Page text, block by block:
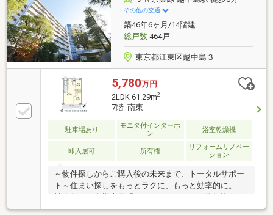
お部屋の広さは十分に確保しており、収納スペースは
充実・家具の配置がしやすいダイニングフロア・ご自
身でリフォーム工事をしたい方にオススメです・住宅
ローンのご相談はハウスプラザ篠崎店にお任せくださ
い
その他の交通
築46年6ヶ月/14階建
総戸数464戸
東京都江東区越中島３
5,780万円
2LDK 61.29m2
7階 南東
駐車場あり
モニタ付インターホ
ン
浴室乾燥機
即入居可 所有権
リフォームリノベー
ション
～物件探しからご購入後の未来まで、トータルサポー
ト～住まい探しをもっとラクに、もっと効率的に。弊
内見予約、周辺環境のチェックまでスマホで完結。よ